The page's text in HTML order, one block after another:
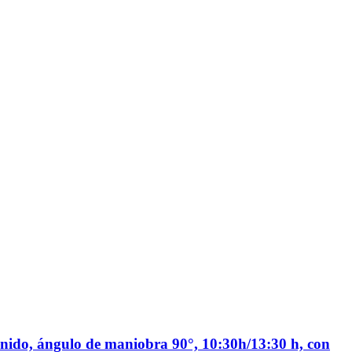
ángulo de maniobra 90°, 10:30h/13:30 h, con